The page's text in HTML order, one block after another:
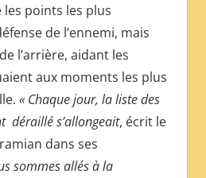
points les plus
de l’ennemi, mais
l’arrière, aidant les
aux moments les plus
« Chaque jour, la liste des
déraillé s’allongeait, écrit le
dans ses
sommes allés à la